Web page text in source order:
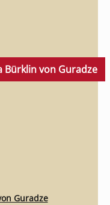
von Guradze
Guradze